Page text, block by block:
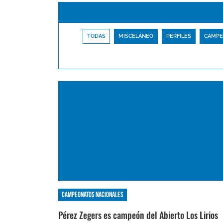
TODAS MISCELÁNEO PERFILES
Campeonatos nacionales
Pérez Zegers es campeón del Abierto Los Lirios